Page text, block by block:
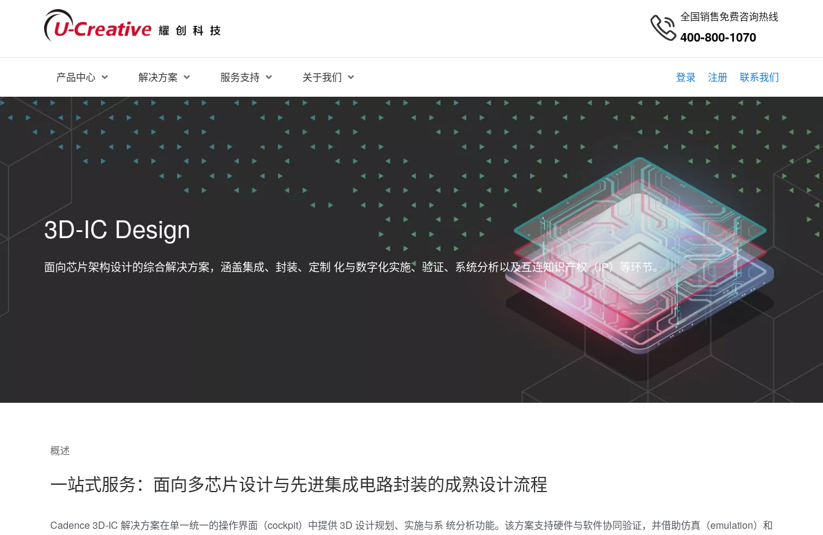
全国销售免费咨询热线
400-800-1070
产品中心 解决方案 服务支持 关于我们 登录 注册 联系我们
3D-IC Design
面向芯片架构设计的综合解决方案，涵盖集成、封装、定制 化与数字化实施、验证、系统分析以及互连知识产权（IP）等环节。
概述
一站式服务：面向多芯片设计与先进集成电路封装的成熟设计流程
Cadence 3D-IC 解决方案在单一统一的操作界面（cockpit）中提供 3D 设计规划、实施与系 统分析功能。该方案支持硬件与软件协同验证，并借助仿真（emulation）和